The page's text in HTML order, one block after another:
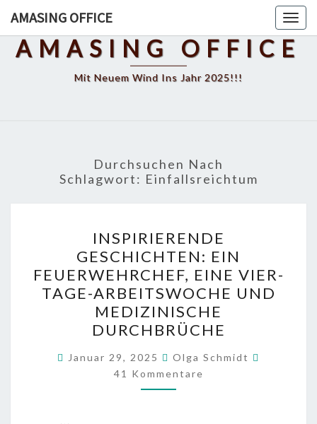
content
AMASING OFFICE
AMASING OFFICE
Mit Neuem Wind Ins Jahr 2025!!!
Durchsuchen Nach
Schlagwort: Einfallsreichtum
GESCHICHTEN:
EIN
FEUERWEHRCHEF,
EINE
VIER-
TAGE-
ARBEITSWOCHE
UND
INSPIRIERENDE
GESCHICHTEN: EIN
FEUERWEHRCHEF, EINE VIER-
TAGE-ARBEITSWOCHE UND
MEDIZINISCHE
DURCHBRÜCHE
Januar 29, 2025 Olga Schmidt
41 Kommentare